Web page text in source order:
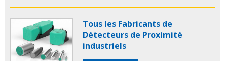
Tous les Fabricants de
Détecteurs de Proximité
industriels